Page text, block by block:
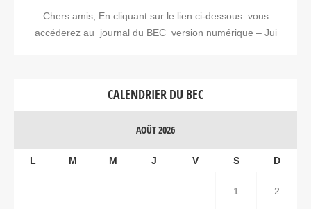
Chers amis, En cliquant sur le lien ci-dessous vous
accéderez au journal du BEC version numérique – Jui
CALENDRIER DU BEC
AOÛT 2026
L M M J V S D
1 2